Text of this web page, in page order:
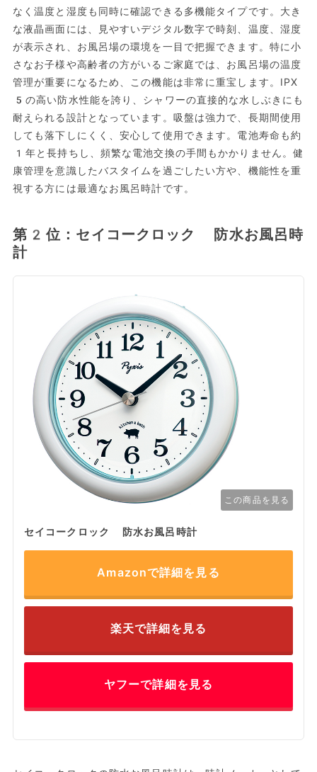
なく温度と湿度も同時に確認できる多機能タイプです。大き
な液晶画面には、見やすいデジタル数字で時刻、温度、湿度
が表示され、お風呂場の環境を一目で把握できます。特に小
さなお子様や高齢者の方がいるご家庭では、お風呂場の温度
管理が重要になるため、この機能は非常に重宝します。IPX
5の高い防水性能を誇り、シャワーの直接的な水しぶきにも
耐えられる設計となっています。吸盤は強力で、長期間使用
しても落下しにくく、安心して使用できます。電池寿命も約
1年と長持ちし、頻繁な電池交換の手間もかかりません。健
康管理を意識したバスタイムを過ごしたい方や、機能性を重
視する方には最適なお風呂時計です。
第2位：セイコークロック 防水お風呂時
計
この商品を見る
セイコークロック 防水お風呂時計
Amazonで詳細を見る
楽天で詳細を見る
ヤフーで詳細を見る